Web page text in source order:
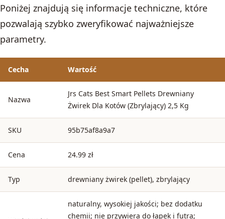
Poniżej znajdują się informacje techniczne, które
pozwalają szybko zweryfikować najważniejsze
parametry.
Cecha Wartość
Nazwa
Jrs Cats Best Smart Pellets Drewniany
Żwirek Dla Kotów (Zbrylający) 2,5 Kg
SKU 95b75af8a9a7
Cena 24.99 zł
Typ drewniany żwirek (pellet), zbrylający
naturalny, wysokiej jakości; bez dodatku
chemii; nie przywiera do łapek i futra;